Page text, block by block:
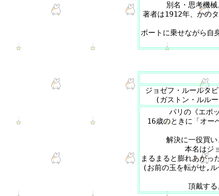
別名・思考機
著者は1912年、かの
ボートに乗せながら自
ジョゼフ・ルールタ
(ガストン・ルル
パリの《エポ
16歳のときに「オー
解決に一役買
本名はジ
まるまると膨れあがっ
(お前の玉を転がせ,
頂戴す